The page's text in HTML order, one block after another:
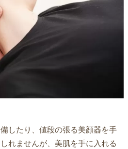
したり、値段の張る美顔器を手
れませんが、美肌を手に入れる